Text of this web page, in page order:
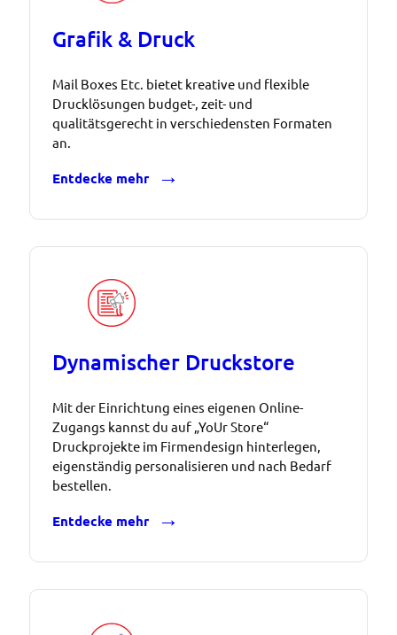
Grafik & Druck
Mail Boxes Etc. bietet kreative und flexible
Drucklösungen budget-, zeit- und
qualitätsgerecht in verschiedensten Formaten
an.
Entdecke mehr
Dynamischer Druckstore
Mit der Einrichtung eines eigenen Online-
Zugangs kannst du auf „YoUr Store“
Druckprojekte im Firmendesign hinterlegen,
eigenständig personalisieren und nach Bedarf
bestellen.
Entdecke mehr